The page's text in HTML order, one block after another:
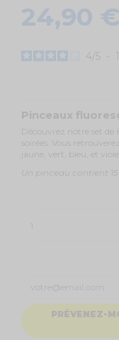
24,90 €
4 5 - 1
Pinceaux
Découvrez notre set
soirées. Vous
jaune, vert, bleu, et
Un pinceau contient
PRÉVENEZ-